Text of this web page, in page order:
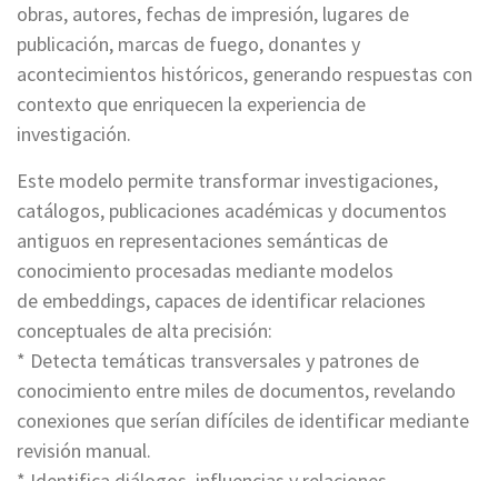
obras, autores, fechas de impresión, lugares de
publicación, marcas de fuego, donantes y
acontecimientos históricos, generando respuestas con
contexto que enriquecen la experiencia de
investigación.
Este modelo permite transformar investigaciones,
catálogos, publicaciones académicas y documentos
antiguos en representaciones semánticas de
conocimiento procesadas mediante modelos
de embeddings, capaces de identificar relaciones
conceptuales de alta precisión:
* Detecta temáticas transversales y patrones de
conocimiento entre miles de documentos, revelando
conexiones que serían difíciles de identificar mediante
revisión manual.